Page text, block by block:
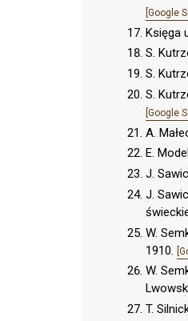
[Google
Księga
S.
S.
S.
[Google
A.
E.
J.
J.
W.
1910.
W.
T.